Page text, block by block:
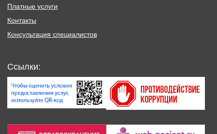
Платные услуги
Контакты
Консультация специалистов
Ссылки: